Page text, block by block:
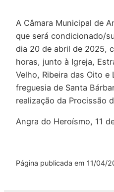
A Câmara Municipal de
que será condicionado/
dia 20 de abril de 2025,
horas, junto à Igreja,
Velho, Ribeira das Oito e
freguesia de Santa
realização da Procissão
Angra do Heroísmo, 11
Página publicada em 11/04/